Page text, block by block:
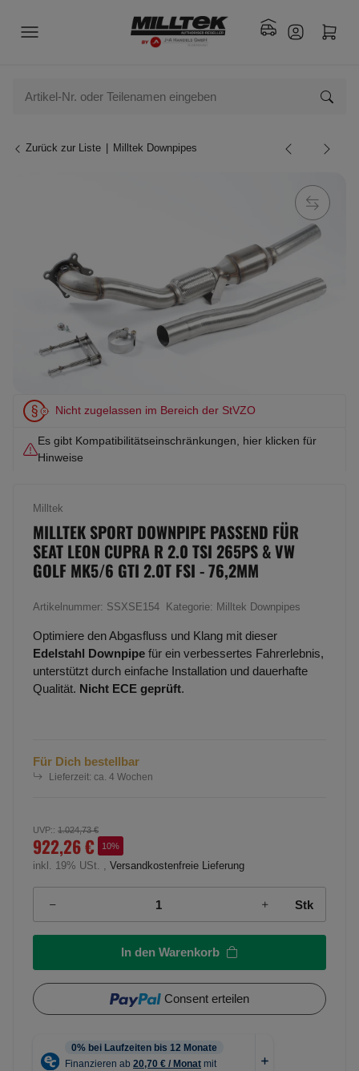
Zurück zur Liste Milltek Downpipes
Nicht zugelassen im Bereich der StVZO
Es gibt Kompatibilitätseinschränkungen, hier klicken für
Hinweise
Milltek
MILLTEK SPORT DOWNPIPE PASSEND FÜR
SEAT LEON CUPRA R 2.0 TSI 265PS & VW
GOLF MK5/6 GTI 2.0T FSI - 76,2MM
Artikelnummer: SSXSE154 Kategorie: Milltek Downpipes
Optimiere den Abgasfluss und Klang mit dieser
Edelstahl Downpipe für ein verbessertes Fahrerlebnis,
unterstützt durch einfache Installation und dauerhafte
Qualität. Nicht ECE geprüft.
Für Dich bestellbar
Lieferzeit: ca. 4 Wochen
UVP:: 1.024,73 €
922,26 € 10%
inkl. 19% USt. , Versandkostenfreie Lieferung
Stk
In den Warenkorb
Consent erteilen